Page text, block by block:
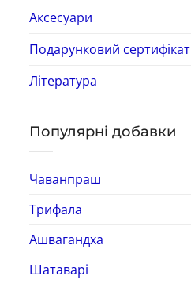
Аксесуари
Подарунковий сертифікат
Література
Популярні добавки
Чаванпраш
Трифала
Ашвагандха
Шатаварі